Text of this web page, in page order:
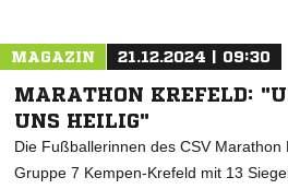
MAGAZIN 21.12.2024 | 09:30
MARATHON KREFELD:
UNS HEILIG"
Die Fußballerinnen des CSV
Gruppe 7 Kempen-Krefeld mit 13